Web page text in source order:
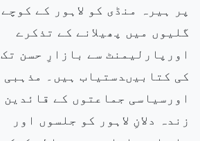
پر ہیرہ منڈی کو لاہور کے کوچے
گلیوں میں پھیلانے کے تذکرے
اورپارلیمنٹ سے بازارِ حسن تک
کی کتابیںدستیاب ہیں۔ مذہبی
اورسیاسی جماعتوں کے قائدین
زندہ دلانِ لاہور کو جلسوں اور